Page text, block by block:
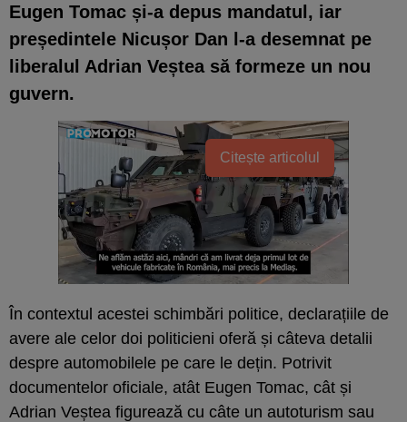
Eugen Tomac și-a depus mandatul, iar
președintele Nicușor Dan l-a desemnat pe
liberalul Adrian Veștea să formeze un nou
guvern.
Citește articolul
În contextul acestei schimbări politice, declarațiile de
avere ale celor doi politicieni oferă și câteva detalii
despre automobilele pe care le dețin. Potrivit
documentelor oficiale, atât Eugen Tomac, cât și
Adrian Veștea figurează cu câte un autoturism sau